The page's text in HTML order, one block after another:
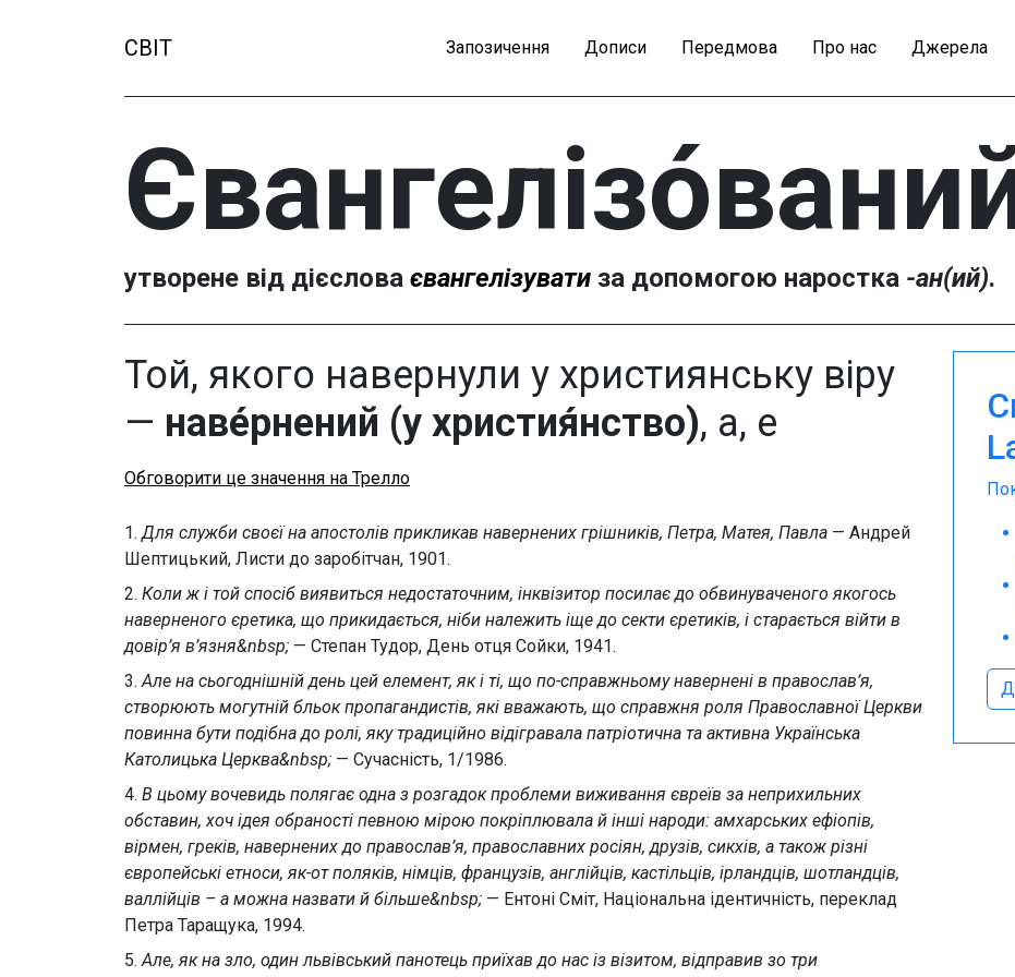
СВІТ Запозичення Дописи Передмова Про нас Джерела
утворене від дієслова євангелізувати за допомогою наростка -ан(ий).
Той, якого навернули у християнську віру
— наве́рнений (у христия́нство), а, е
Обговорити це значення на Трелло
1.Для служби своєї на апостолів прикликав навернених грішників, Петра, Матея, Павла — Андрей
Шептицький, Листи до заробітчан, 1901.
2. Коли ж і той спосіб виявиться недостаточним, інквізитор посилає до обвинуваченого якогось
наверненого єретика, що прикидається, ніби належить іще до секти єретиків, і старається війти в
довір’я в’язня&nbsp; — Степан Тудор, День отця Сойки, 1941.
3.Але на сьогоднішній день цей елемент, як і ті, що по-справжньому навернені в православ’я,
створюють могутній бльок пропагандистів, які вважають, що справжня роля Православної Церкви
повинна бути подібна до ролі, яку традиційно відігравала патріотична та активна Українська
Католицька Церква&nbsp; — Сучасність, 1/1986.
4. В цьому вочевидь полягає одна з розгадок проблеми виживання євреїв за неприхильних
обставин, хоч ідея обраності певною мірою покріплювала й інші народи: амхарських ефіопів,
вірмен, греків, навернених до православ’я, православних росіян, друзів, сикхів, а також різні
європейські етноси, як-от поляків, німців, французів, англійців, кастільців, ірландців, шотландців,
валлійців – а можна назвати й більше&nbsp; — Ентоні Сміт, Національна ідентичність, переклад
Петра Таращука, 1994.
5.Але, як на зло, один львівський панотець приїхав до нас із візитом, відправив зо три